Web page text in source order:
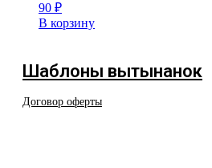
90 ₽
В корзину
Шаблоны вытынанок
Договор оферты